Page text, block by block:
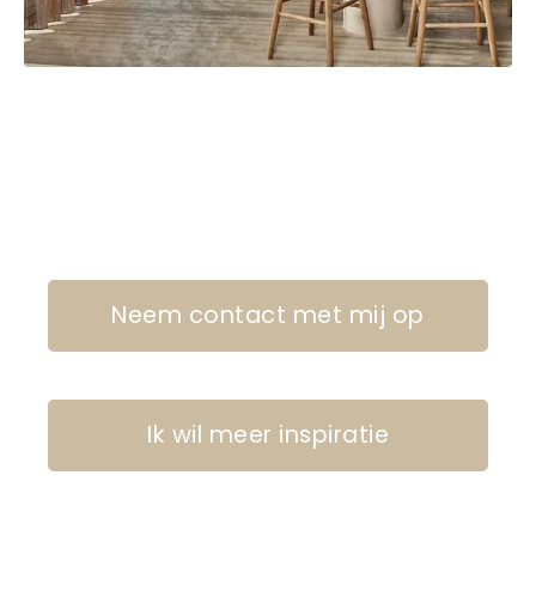
Neem contact met mij op
Ik wil meer inspiratie